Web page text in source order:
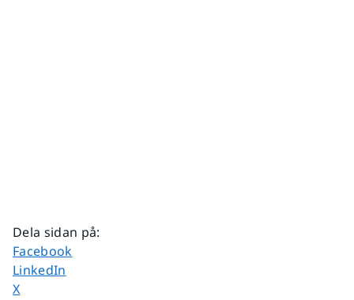
Dela sidan på:
Dela sidan på
Facebook
Dela sidan på
LinkedIn
Dela sidan på
X